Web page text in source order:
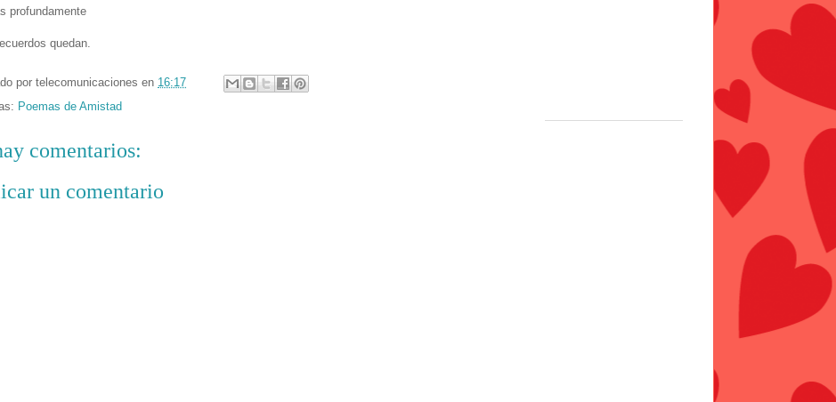
profundamente
quedan.
por telecomunicaciones en 16:17
Poemas de Amistad
comentarios:
un comentario